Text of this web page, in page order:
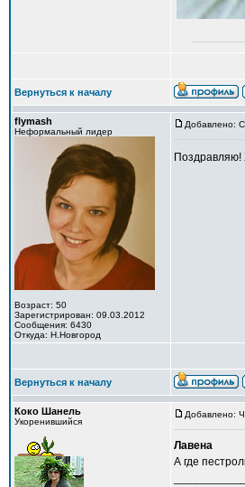
Вернуться к началу
flymash
Неформальный лидер
Возраст: 50
Зарегистрирован: 09.03.2012
Сообщения: 6430
Откуда: Н.Новгород
Добавлено:
Поздравляю!
Вернуться к началу
Коко Шанель
Укоренившийся
Добавлено:
Лавена
А где